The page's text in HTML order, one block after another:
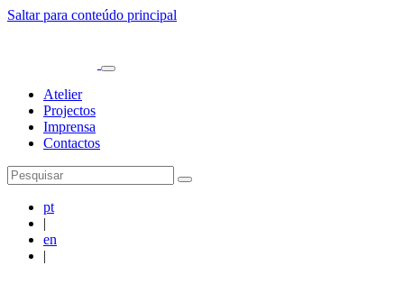
Saltar para conteúdo principal
Atelier
Projectos
Imprensa
Contactos
pt
|
en
|